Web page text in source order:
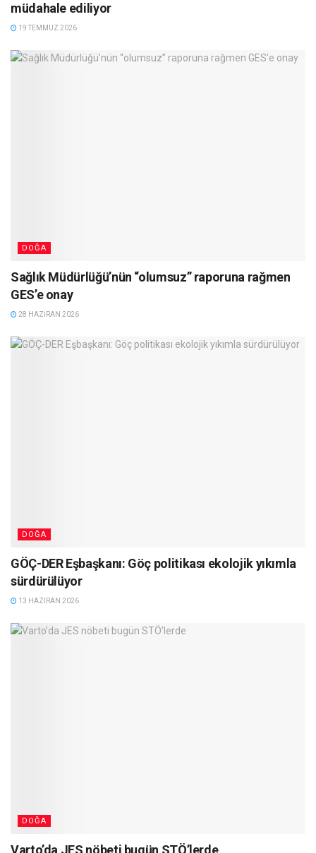
müdahale ediliyor
19 TEMMUZ 2026
DOĞA
Sağlık Müdürlüğü’nün “olumsuz” raporuna rağmen
GES’e onay
28 HAZIRAN 2026
DOĞA
GÖÇ-DER Eşbaşkanı: Göç politikası ekolojik yıkımla
sürdürülüyor
13 HAZIRAN 2026
DOĞA
Varto’da JES nöbeti bugün STÖ’lerde